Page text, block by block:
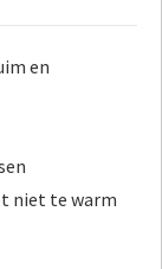
en
niet te warm